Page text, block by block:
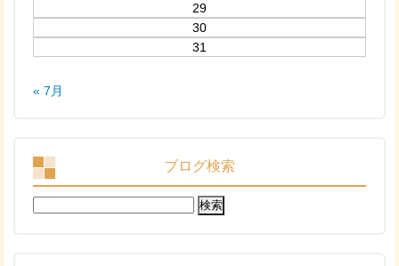
29
30
31
« 7月
ブログ検索
検
索: